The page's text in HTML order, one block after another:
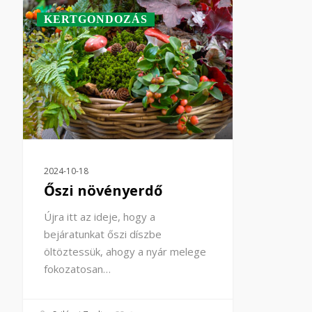
KERTGONDOZÁS
2024-10-18
Őszi növényerdő
Újra itt az ideje, hogy a
bejáratunkat őszi díszbe
öltöztessük, ahogy a nyár melege
fokozatosan…